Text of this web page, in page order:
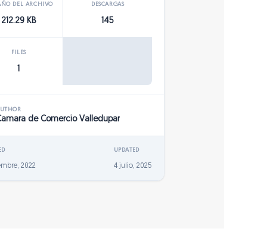
DEL ARCHIVO
212.29 KB
DESCARGAS
145
FILES
1
de Comercio Valledupar
2022
UPDATED
4 julio, 2025